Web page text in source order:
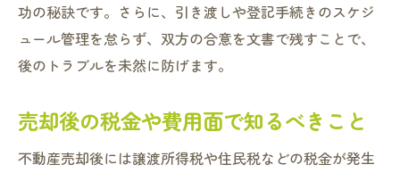
功の秘訣です。さらに、引き渡しや登記手続きのスケジ
ュール管理を怠らず、双方の合意を文書で残すことで、
後のトラブルを未然に防げます。
売却後の税金や費用面で知るべきこと
不動産売却後には譲渡所得税や住民税などの税金が発生